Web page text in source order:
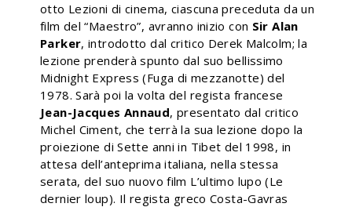
otto Lezioni di cinema, ciascuna preceduta da un
film del “Maestro”, avranno inizio con Sir Alan
Parker, introdotto dal critico Derek Malcolm; la
lezione prenderà spunto dal suo bellissimo
Midnight Express (Fuga di mezzanotte) del
1978. Sarà poi la volta del regista francese
Jean-Jacques Annaud, presentato dal critico
Michel Ciment, che terrà la sua lezione dopo la
proiezione di Sette anni in Tibet del 1998, in
attesa dell’anteprima italiana, nella stessa
serata, del suo nuovo film L’ultimo lupo (Le
dernier loup). Il regista greco Costa-Gavras